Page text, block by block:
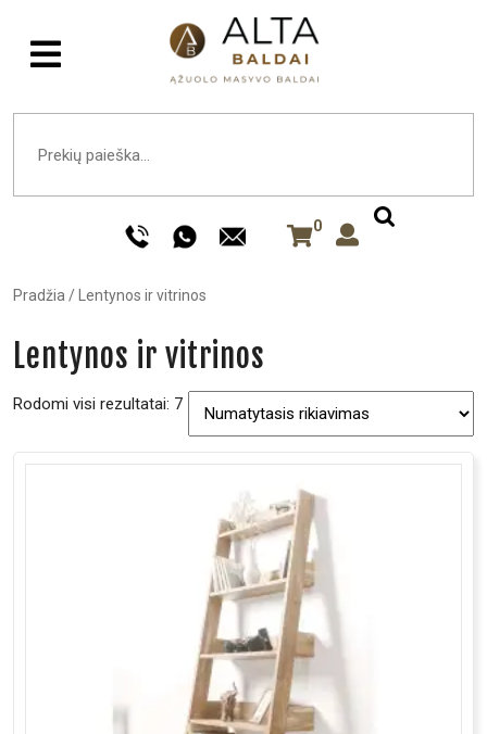
0
Pradžia / Lentynos ir vitrinos
Lentynos ir vitrinos
Rodomi visi rezultatai: 7